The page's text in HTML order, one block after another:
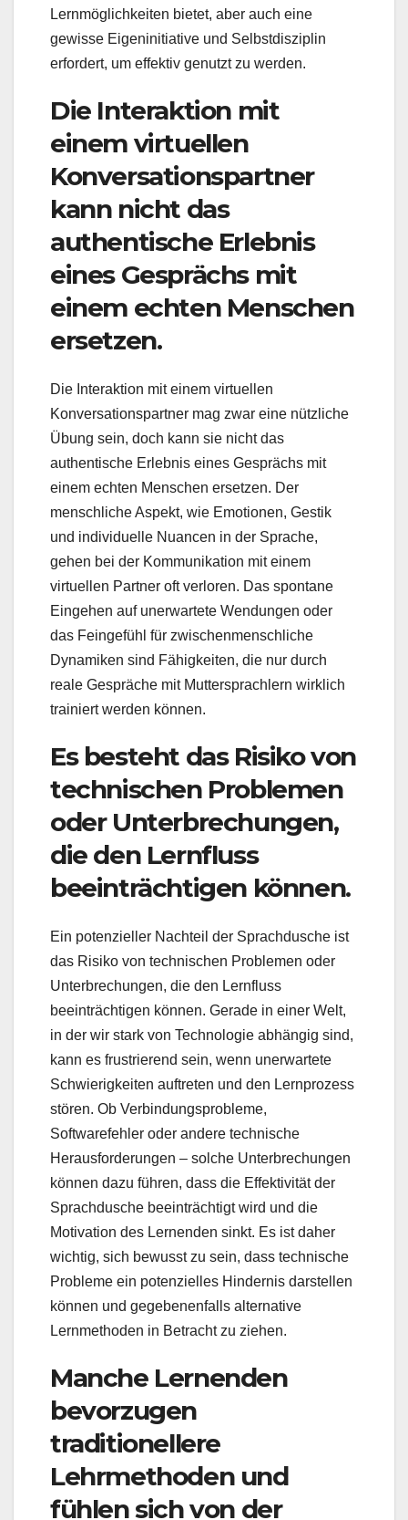
Lernmöglichkeiten bietet, aber auch eine
gewisse Eigeninitiative und Selbstdisziplin
erfordert, um effektiv genutzt zu werden.
Die Interaktion mit
einem virtuellen
Konversationspartner
kann nicht das
authentische Erlebnis
eines Gesprächs mit
einem echten Menschen
ersetzen.
Die Interaktion mit einem virtuellen
Konversationspartner mag zwar eine nützliche
Übung sein, doch kann sie nicht das
authentische Erlebnis eines Gesprächs mit
einem echten Menschen ersetzen. Der
menschliche Aspekt, wie Emotionen, Gestik
und individuelle Nuancen in der Sprache,
gehen bei der Kommunikation mit einem
virtuellen Partner oft verloren. Das spontane
Eingehen auf unerwartete Wendungen oder
das Feingefühl für zwischenmenschliche
Dynamiken sind Fähigkeiten, die nur durch
reale Gespräche mit Muttersprachlern wirklich
trainiert werden können.
Es besteht das Risiko von
technischen Problemen
oder Unterbrechungen,
die den Lernfluss
beeinträchtigen können.
Ein potenzieller Nachteil der Sprachdusche ist
das Risiko von technischen Problemen oder
Unterbrechungen, die den Lernfluss
beeinträchtigen können. Gerade in einer Welt,
in der wir stark von Technologie abhängig sind,
kann es frustrierend sein, wenn unerwartete
Schwierigkeiten auftreten und den Lernprozess
stören. Ob Verbindungsprobleme,
Softwarefehler oder andere technische
Herausforderungen – solche Unterbrechungen
können dazu führen, dass die Effektivität der
Sprachdusche beeinträchtigt wird und die
Motivation des Lernenden sinkt. Es ist daher
wichtig, sich bewusst zu sein, dass technische
Probleme ein potenzielles Hindernis darstellen
können und gegebenenfalls alternative
Lernmethoden in Betracht zu ziehen.
Manche Lernenden
bevorzugen
traditionellere
Lehrmethoden und
fühlen sich von der